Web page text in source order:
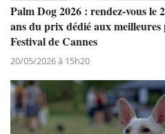
Palm Dog 2026 : rendez-vous le
ans du prix dédié aux
Festival de Cannes
20/05/2026 à 15h20